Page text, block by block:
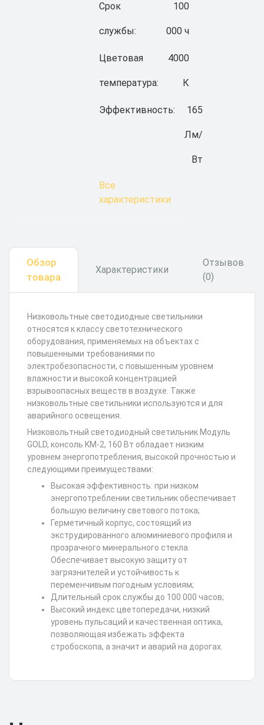
Срок
службы:
100
000 ч
Цветовая
температура:
4000
К
Эффективность: 165
Лм/
Вт
Все
характеристики
Обзор
товара
Характеристики
Отзывов
(0)
Низковольтные светодиодные светильники
относятся к классу светотехнического
оборудования, применяемых на объектах с
повышенными требованиями по
электробезопасности, с повышенным уровнем
влажности и высокой концентрацией
взрывоопасных веществ в воздухе. Также
низковольтные светильники используются и для
аварийного освещения.
Низковольтный светодиодный светильник Модуль
GOLD, консоль KM-2, 160 Вт обладает низким
уровнем энергопотребления, высокой прочностью и
следующими преимуществами:
Высокая эффективность: при низком
энергопотреблении светильник обеспечивает
большую величину светового потока;
Герметичный корпус, состоящий из
экструдированного алюминиевого профиля и
прозрачного минерального стекла.
Обеспечивает высокую защиту от
загрязнителей и устойчивость к
переменчивым погодным условиям;
Длительный срок службы до 100 000 часов;
Высокий индекс цветопередачи, низкий
уровень пульсаций и качественная оптика,
позволяющая избежать эффекта
стробоскопа, а значит и аварий на дорогах.